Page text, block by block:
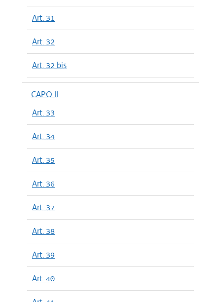
Art. 31
Art. 32
Art. 32 bis
CAPO II
Art. 33
Art. 34
Art. 35
Art. 36
Art. 37
Art. 38
Art. 39
Art. 40